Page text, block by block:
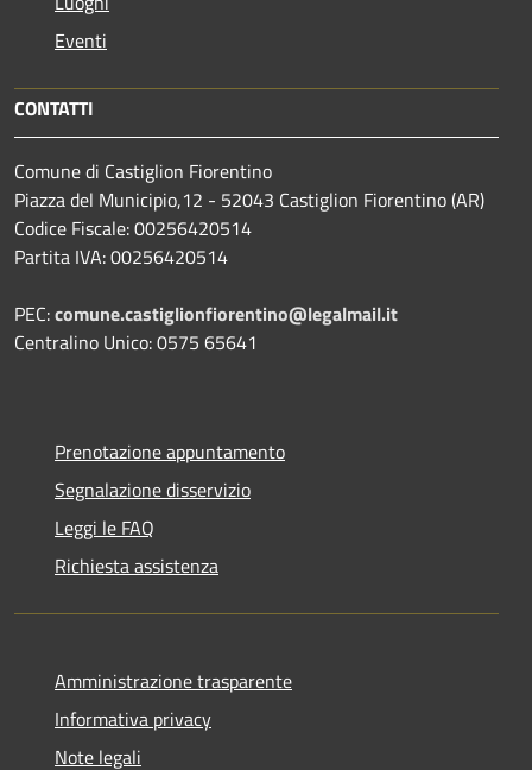
Eventi
CONTATTI
Comune di Castiglion Fiorentino
Piazza del Municipio,12 - 52043 Castiglion Fiorentino (AR)
Codice Fiscale: 00256420514
Partita IVA: 00256420514
PEC:comune.castiglionfiorentino@legalmail.it
Centralino Unico: 0575 65641
Prenotazione appuntamento
Segnalazione disservizio
Leggi le FAQ
Richiesta assistenza
Amministrazione trasparente
Informativa privacy
Note legali